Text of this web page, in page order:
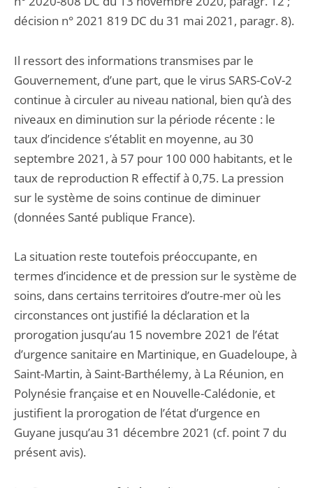
décision n° 2021 819 DC du 31 mai 2021, paragr. 8).
Il ressort des informations transmises par le
Gouvernement, d’une part, que le virus SARS-CoV-2
continue à circuler au niveau national, bien qu’à des
niveaux en diminution sur la période récente : le
taux d’incidence s’établit en moyenne, au 30
septembre 2021, à 57 pour 100 000 habitants, et le
taux de reproduction R effectif à 0,75. La pression
sur le système de soins continue de diminuer
(données Santé publique France).
La situation reste toutefois préoccupante, en
termes d’incidence et de pression sur le système de
soins, dans certains territoires d’outre-mer où les
circonstances ont justifié la déclaration et la
prorogation jusqu’au 15 novembre 2021 de l’état
d’urgence sanitaire en Martinique, en Guadeloupe, à
Saint-Martin, à Saint-Barthélemy, à La Réunion, en
Polynésie française et en Nouvelle-Calédonie, et
justifient la prorogation de l’état d’urgence en
Guyane jusqu’au 31 décembre 2021 (cf. point 7 du
présent avis).